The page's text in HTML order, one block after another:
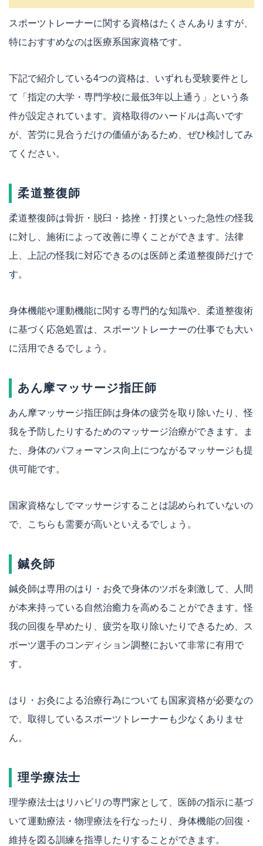
スポーツトレーナーに関する資格はたくさんありますが、
特におすすめなのは医療系国家資格です。
下記で紹介している4つの資格は、いずれも受験要件とし
て「指定の大学・専門学校に最低3年以上通う」という条
件が設定されています。資格取得のハードルは高いです
が、苦労に見合うだけの価値があるため、ぜひ検討してみ
てください。
柔道整復師
柔道整復師は骨折・脱臼・捻挫・打撲といった急性の怪我
に対し、施術によって改善に導くことができます。法律
上、上記の怪我に対応できるのは医師と柔道整復師だけで
す。
身体機能や運動機能に関する専門的な知識や、柔道整復術
に基づく応急処置は、スポーツトレーナーの仕事でも大い
に活用できるでしょう。
あん摩マッサージ指圧師
あん摩マッサージ指圧師は身体の疲労を取り除いたり、怪
我を予防したりするためのマッサージ治療ができます。ま
た、身体のパフォーマンス向上につながるマッサージも提
供可能です。
国家資格なしでマッサージすることは認められていないの
で、こちらも需要が高いといえるでしょう。
鍼灸師
鍼灸師は専用のはり・お灸で身体のツボを刺激して、人間
が本来持っている自然治癒力を高めることができます。怪
我の回復を早めたり、疲労を取り除いたりできるため、ス
ポーツ選手のコンディション調整において非常に有用で
す。
はり・お灸による治療行為についても国家資格が必要なの
で、取得しているスポーツトレーナーも少なくありませ
ん。
理学療法士
理学療法士はリハビリの専門家として、医師の指示に基づ
いて運動療法・物理療法を行なったり、身体機能の回復・
維持を図る訓練を指導したりすることができます。